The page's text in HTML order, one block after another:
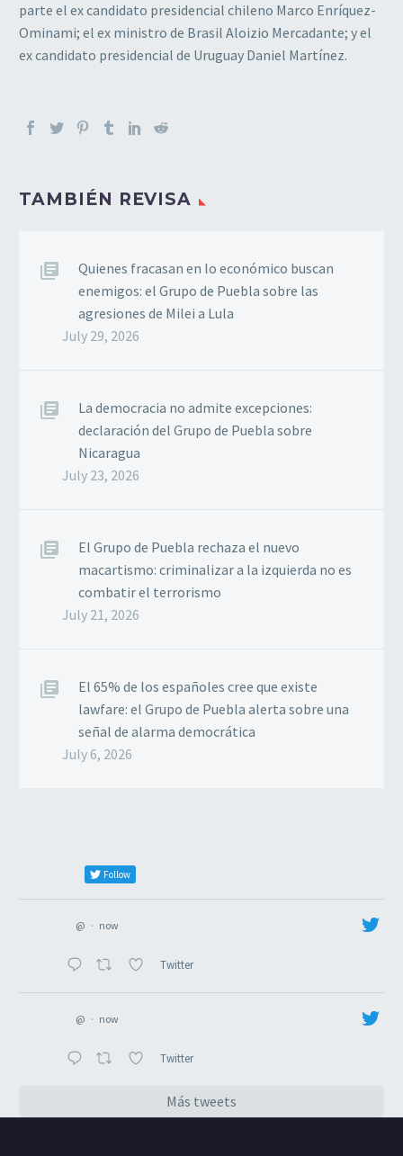
parte el ex candidato presidencial chileno Marco Enríquez-
Ominami; el ex ministro de Brasil Aloizio Mercadante; y el
ex candidato presidencial de Uruguay Daniel Martínez.
TAMBIÉN REVISA
Quienes fracasan en lo económico buscan
enemigos: el Grupo de Puebla sobre las
agresiones de Milei a Lula
July 29, 2026
La democracia no admite excepciones:
declaración del Grupo de Puebla sobre
Nicaragua
July 23, 2026
El Grupo de Puebla rechaza el nuevo
macartismo: criminalizar a la izquierda no es
combatir el terrorismo
July 21, 2026
El 65% de los españoles cree que existe
lawfare: el Grupo de Puebla alerta sobre una
señal de alarma democrática
July 6, 2026
Follow
@ · now
Twitter
@ · now
Twitter
Más tweets